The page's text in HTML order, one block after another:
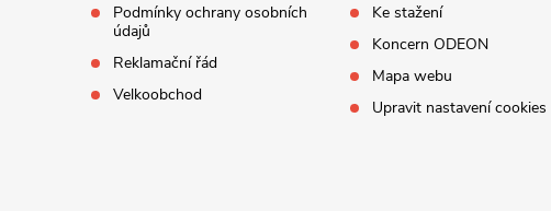
Podmínky ochrany osobních
údajů
Reklamační řád
Velkoobchod
Ke stažení
Koncern ODEON
Mapa webu
Upravit nastavení cookies